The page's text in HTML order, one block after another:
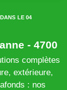
LE 04
- 4700
complètes
extérieure,
: nos